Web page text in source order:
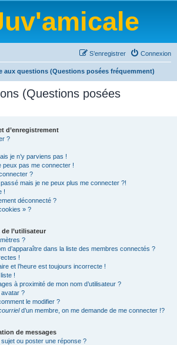
Connexion
S’enregistrer
aux questions (Questions posées fréquemment)
(Questions posées
d’enregistrement
?
je n’y parviens pas !
peux pas me connecter !
?
mais je ne peux plus me connecter ?!
!
déconnecté ?
» ?
de l’utilisateur
?
d’apparaître dans la liste des membres connectés ?
!
et l’heure est toujours incorrecte !
!
à proximité de mon nom d’utilisateur ?
avatar ?
le modifier ?
d’un membre, on me demande de me connecter !?
de messages
ou poster une réponse ?